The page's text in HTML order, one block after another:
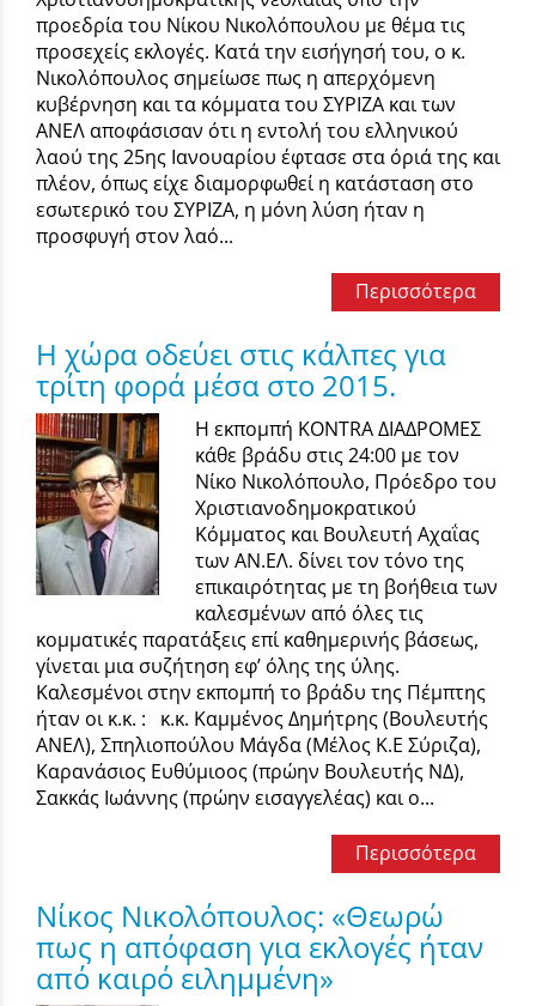
προεδρία του Νίκου Νικολόπουλου με θέμα τις
προσεχείς εκλογές. Κατά την εισήγησή του, ο κ.
Νικολόπουλος σημείωσε πως η απερχόμενη
κυβέρνηση και τα κόμματα του ΣΥΡΙΖΑ και των
ΑΝΕΛ αποφάσισαν ότι η εντολή του ελληνικού
λαού της 25ης Ιανουαρίου έφτασε στα όριά της και
πλέον, όπως είχε διαμορφωθεί η κατάσταση στο
εσωτερικό του ΣΥΡΙΖΑ, η μόνη λύση ήταν η
προσφυγή στον λαό...
Περισσότερα
Η χώρα οδεύει στις κάλπες για
τρίτη φορά μέσα στο 2015.
Η εκπομπή KONTRA ΔΙΑΔΡΟΜΕΣ
κάθε βράδυ στις 24:00 με τον
Νίκο Νικολόπουλο, Πρόεδρο του
Χριστιανοδημοκρατικού
Κόμματος και Βουλευτή Αχαΐας
των ΑΝ.ΕΛ. δίνει τον τόνο της
επικαιρότητας με τη βοήθεια των
καλεσμένων από όλες τις
κομματικές παρατάξεις επί καθημερινής βάσεως,
γίνεται μια συζήτηση εφ’ όλης της ύλης.
Καλεσμένοι στην εκπομπή το βράδυ της Πέμπτης
ήταν οι κ.κ. : κ.κ. Καμμένος Δημήτρης (Βουλευτής
ΑΝΕΛ), Σπηλιοπούλου Μάγδα (Μέλος Κ.Ε Σύριζα),
Καρανάσιος Ευθύμιοος (πρώην Βουλευτής ΝΔ),
Σακκάς Ιωάννης (πρώην εισαγγελέας) και ο...
Περισσότερα
Νίκος Νικολόπουλος: «Θεωρώ
πως η απόφαση για εκλογές ήταν
από καιρό ειλημμένη»